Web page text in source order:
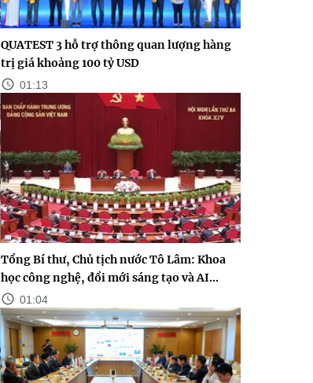
QUATEST 3 hỗ trợ thông quan lượng hàng
trị giá khoảng 100 tỷ USD
01:13
Tổng Bí thư, Chủ tịch nước Tô Lâm: Khoa
học công nghệ, đổi mới sáng tạo và AI...
01:04